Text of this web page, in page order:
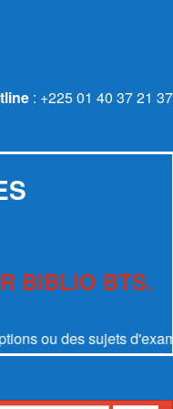
: +225 01 40 37 21 37
BIBLIO BTS.
des sujets d'examen se